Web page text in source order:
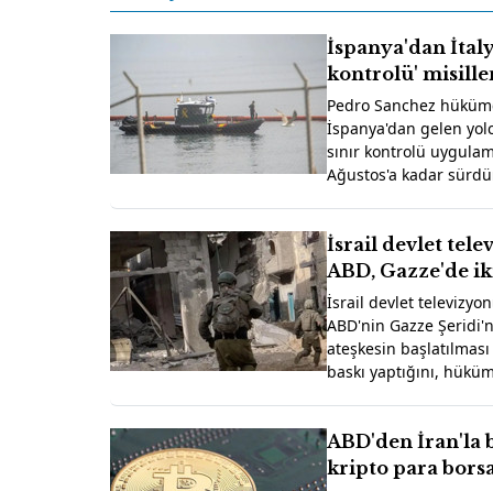
İspanya'dan
kontrolü'
Pedro Sanchez
İspanya'dan gelen
sınır kontrolü
Ağustos'a kadar
İsrail devlet
ABD, Gazze'de
ateşkes için
İsrail devlet
ABD'nin Gazze
ateşkesin
baskı yaptığını,
ABD'den İran'la
kripto para